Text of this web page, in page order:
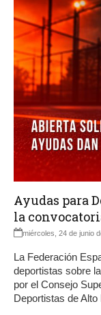
Ayudas para
la
miércoles, 24 de junio
La Federación
deportistas sobre
por el Consejo
Deportistas de